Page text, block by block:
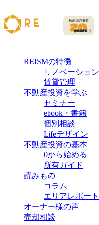
REISMの特徴
リノベーション
賃貸管理
不動産投資を学ぶ
セミナー
ebook・書籍
個別相談
Lifeデザイン
不動産投資の基本
0から始める
所有ガイド
読みもの
コラム
エリアレポート
オーナー様の声
売却相談